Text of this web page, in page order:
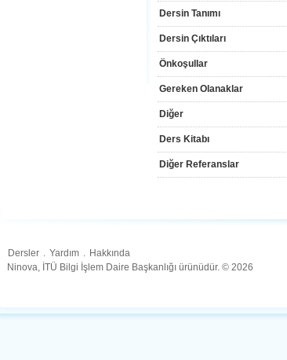
Dersin Tanımı
Dersin Çıktıları
Önkoşullar
Gereken Olanaklar
Diğer
Ders Kitabı
Diğer Referanslar
Dersler . Yardım . Hakkında
Ninova, İTÜ Bilgi İşlem Daire Başkanlığı ürünüdür. © 2026